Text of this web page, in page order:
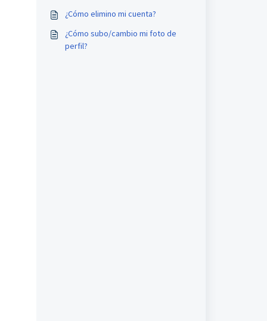
¿Cómo elimino mi cuenta?
¿Cómo subo/cambio mi foto de
perfil?